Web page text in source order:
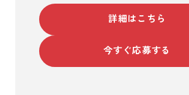
詳細はこちら
今すぐ応募する